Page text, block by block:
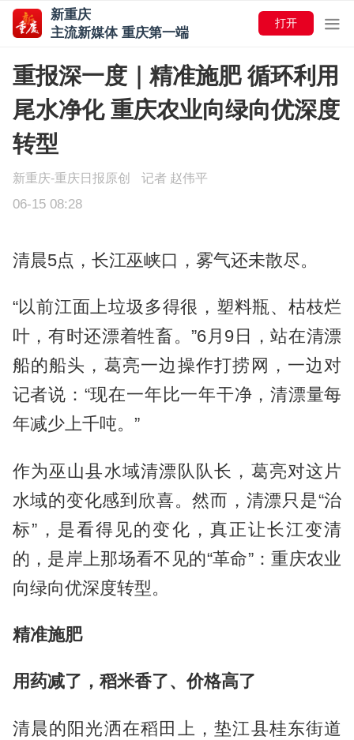
新重庆
主流新媒体 重庆第一端
打开
重报深一度｜精准施肥 循环利用
尾水净化 重庆农业向绿向优深度
转型
新重庆-重庆日报原创 记者 赵伟平
06-15 08:28
清晨5点，长江巫峡口，雾气还未散尽。
“以前江面上垃圾多得很，塑料瓶、枯枝烂
叶，有时还漂着牲畜。”6月9日，站在清漂
船的船头，葛亮一边操作打捞网，一边对
记者说：“现在一年比一年干净，清漂量每
年减少上千吨。”
作为巫山县水域清漂队队长，葛亮对这片
水域的变化感到欣喜。然而，清漂只是“治
标”，是看得见的变化，真正让长江变清
的，是岸上那场看不见的“革命”：重庆农业
向绿向优深度转型。
精准施肥
用药减了，稻米香了、价格高了
清晨的阳光洒在稻田上，垫江县桂东街道